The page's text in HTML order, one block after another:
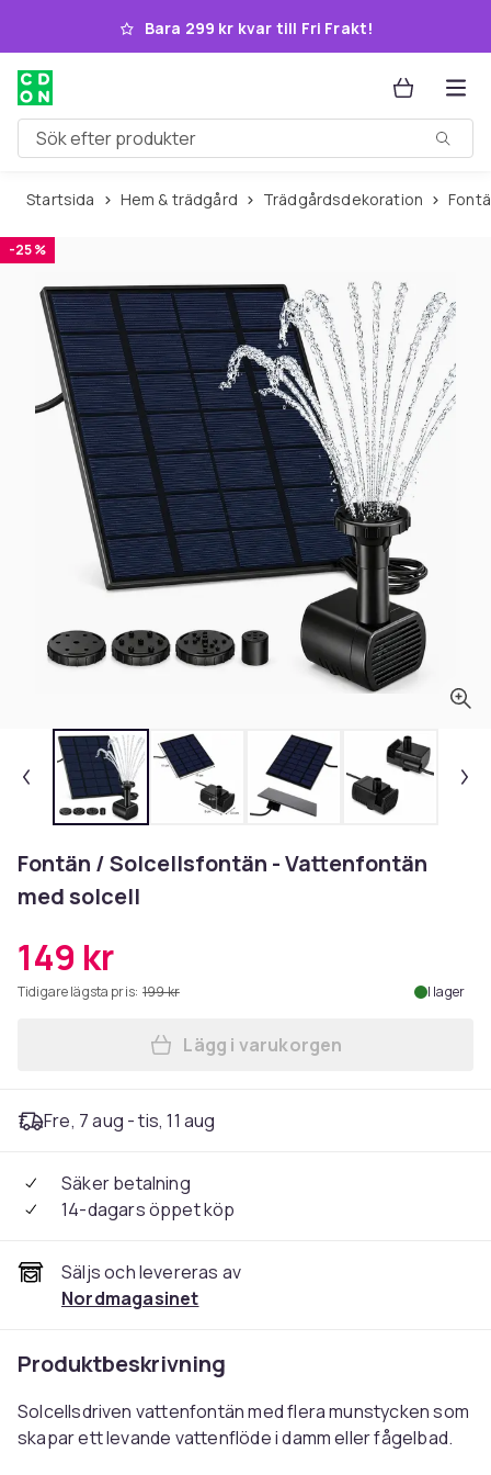
Hoppa till huvudinnehållet
Bara 299 kr kvar till Fri Frakt!
Sök efter produkter
Startsida Hem & trädgård Trädgårdsdekoration
-25 %
Fontän / Solcellsfontän - Vattenfontän
med solcell
149 kr
Tidigare lägsta pris: 199 kr I lager
Lägg till Fontän /
Lägg i varukorgen
Fre, 7 aug - tis, 11 aug
Säker betalning
14-dagars öppet köp
Säljs och levereras av
Nordmagasinet
Produktbeskrivning
Solcellsdriven vattenfontän med flera munstycken som
skapar ett levande vattenflöde i damm eller fågelbad.